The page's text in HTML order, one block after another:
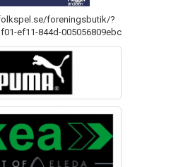
foreningsbutik/?
ef11-844d-005056809ebc